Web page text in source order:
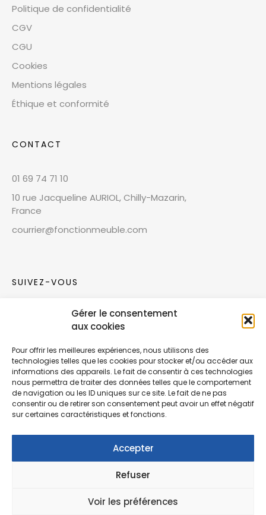
Gérer le consentement
aux cookies
Pour offrir les meilleures expériences, nous utilisons des
technologies telles que les cookies pour stocker et/ou accéder aux
informations des appareils. Le fait de consentir à ces technologies
nous permettra de traiter des données telles que le comportement
de navigation ou les ID uniques sur ce site. Le fait de ne pas
consentir ou de retirer son consentement peut avoir un effet négatif
sur certaines caractéristiques et fonctions.
Accepter
Refuser
Voir les préférences
Politique de confidentialité
CGV
CGU
Cookies
Mentions légales
Éthique et conformité
CONTACT
01 69 74 71 10
10 rue Jacqueline AURIOL, Chilly-Mazarin,
France
courrier@fonctionmeuble.com
SUIVEZ-VOUS
Rejoignez notre communauté sur les réseaux
Nouvelles collections, vie de l’équipe ou
inspirations : soyez informés de nos dernières
actualités.
© Copyright Fonction Meuble